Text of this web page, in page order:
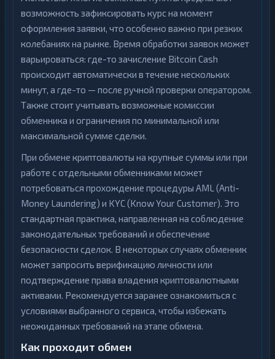
возможность зафиксировать курс на момент
оформления заявки, что особенно важно при резких
колебаниях на рынке. Время обработки заявок может
варьироваться: где-то зачисление Bitcoin Cash
происходит автоматически в течение нескольких
минут, а где-то — после ручной проверки оператором.
Также стоит учитывать возможные комиссии
обменника и ограничения по минимальной или
максимальной сумме сделки.
При обмене криптовалюты на крупные суммы или при
работе с отдельными обменниками может
потребоваться прохождение процедуры AML (Anti-
Money Laundering) и KYC (Know Your Customer). Это
стандартная практика, направленная на соблюдение
законодательных требований и обеспечение
безопасности сделок. В некоторых случаях обменник
может запросить верификацию личности или
подтверждение права владения криптовалютными
активами. Рекомендуется заранее ознакомиться с
условиями выбранного сервиса, чтобы избежать
неожиданных требований на этапе обмена.
Как проходит обмен